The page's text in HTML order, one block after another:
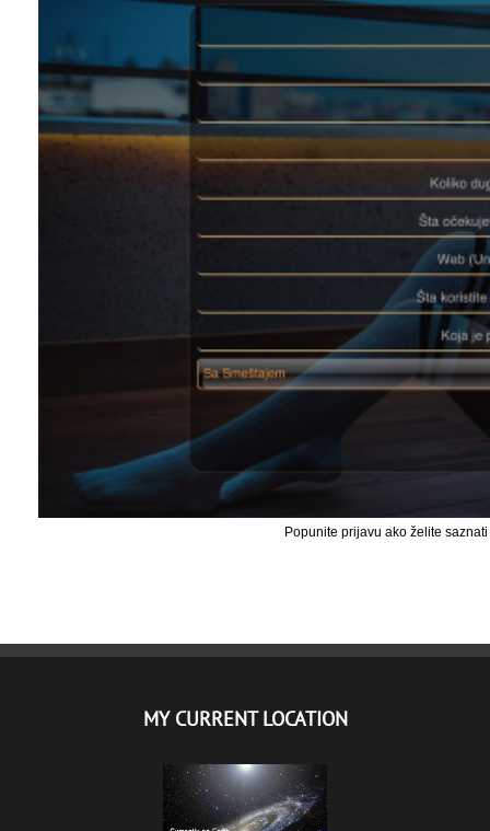
Popunite prijavu ako želite
MY CURRENT LOCATION